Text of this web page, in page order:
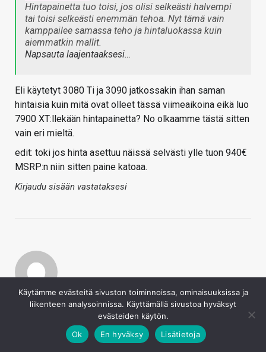
Hintapainetta tuo toisi, jos olisi selkeästi halvempi
tai toisi selkeästi enemmän tehoa. Nyt tämä vain
kamppailee samassa teho ja hintaluokassa kuin
aiemmatkin mallit.
Napsauta laajentaaksesi…
Eli käytetyt 3080 Ti ja 3090 jatkossakin ihan saman
hintaisia kuin mitä ovat olleet tässä viimeaikoina eikä luo
7900 XT:llekään hintapainetta? No olkaamme tästä sitten
vain eri mieltä.
edit: toki jos hinta asettuu näissä selvästi ylle tuon 940€
MSRP:n niin sitten paine katoaa.
Kirjaudu sisään vastataksesi
Numlock
Melkoinen näytönohjainsukupolvi tulossa. Nyt ei kilpailla
€/perf vaan siitä, että kumpi saa kilpailijan aiemmin
Käytämme evästeitä sivuston toiminnoissa, ominaisuuksissa ja
liikenteen analysoinnissa. Käyttämällä sivustoa hyväksyt
evästeiden käytön.
Ok
En hyväksy Lisätietoja